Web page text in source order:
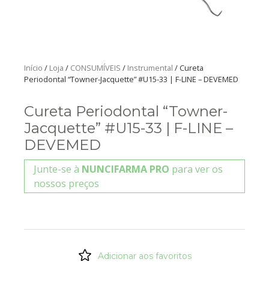
Início / Loja / CONSUMÍVEIS / Instrumental / Cureta
Periodontal “Towner-Jacquette” #U15-33 | F-LINE – DEVEMED
Cureta Periodontal “Towner-
Jacquette” #U15-33 | F-LINE –
DEVEMED
Junte-se à NUNCIFARMA PRO para ver os
nossos preços
Adicionar aos favoritos